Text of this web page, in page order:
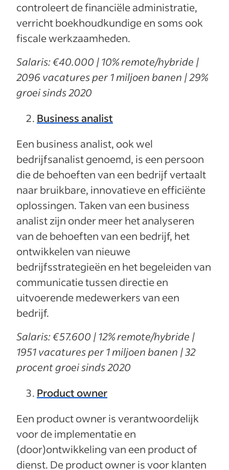
controleert de financiële administratie,
verricht boekhoudkundige en soms ook
fiscale werkzaamheden.
Salaris: €40.000 | 10% remote/hybride |
2096 vacatures per 1 miljoen banen | 29%
groei sinds 2020
Business analist
Een business analist, ook wel
bedrijfsanalist genoemd, is een persoon
die de behoeften van een bedrijf vertaalt
naar bruikbare, innovatieve en efficiënte
oplossingen. Taken van een business
analist zijn onder meer het analyseren
van de behoeften van een bedrijf, het
ontwikkelen van nieuwe
bedrijfsstrategieën en het begeleiden van
communicatie tussen directie en
uitvoerende medewerkers van een
bedrijf.
Salaris: €57.600 | 12% remote/hybride |
1951 vacatures per 1 miljoen banen | 32
procent groei sinds 2020
Product owner
Een product owner is verantwoordelijk
voor de implementatie en
(door)ontwikkeling van een product of
dienst. De product owner is voor klanten